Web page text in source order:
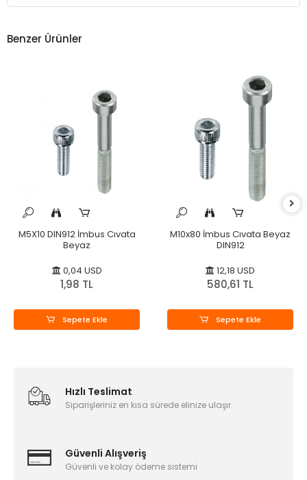
Benzer Ürünler
M5X10 DIN912 İmbus Cıvata
Beyaz
0,04 USD
1,98 TL
Sepete Ekle
M10x80 İmbus Cıvata Beyaz
DIN912
12,18 USD
580,61 TL
Sepete Ekle
Hızlı Teslimat
Siparişleriniz en kısa sürede elinize ulaşır.
Güvenli Alışveriş
Güvenli ve kolay ödeme sistemi